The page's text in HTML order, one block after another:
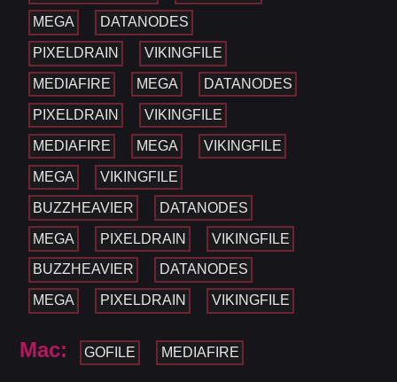
MEGA DATANODES
PIXELDRAIN VIKINGFILE
MEDIAFIRE MEGA DATANODES
PIXELDRAIN VIKINGFILE
MEDIAFIRE MEGA VIKINGFILE
MEGA VIKINGFILE
BUZZHEAVIER DATANODES
MEGA PIXELDRAIN VIKINGFILE
BUZZHEAVIER DATANODES
MEGA PIXELDRAIN VIKINGFILE
Mac: GOFILE MEDIAFIRE